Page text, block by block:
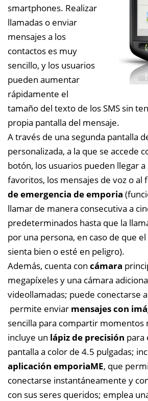
smartphones. Realizar
llamadas o enviar
mensajes a los
contactos es muy
sencillo, y los usuarios
pueden aumentar
rápidamente el
tamaño del texto de los SMS sin
propia pantalla del mensaje.
A través de una segunda pantalla
personalizada, a la que se accede
botón, los usuarios pueden llegar
favoritos, los mensajes de voz o al
de emergencia de emporia
llamar de manera consecutiva a
predeterminados hasta que la
por una persona, en caso de que
sienta bien o esté en peligro).
Además, cuenta con cámara
megapíxeles y una cámara
videollamadas; puede conectarse
permite enviar mensajes con
sencilla para compartir momentos
incluye un lápiz de precisión para
pantalla a color de 4.5 pulgadas;
aplicación emporiaME, que
conectarse instantáneamente y
con sus seres queridos; emplea